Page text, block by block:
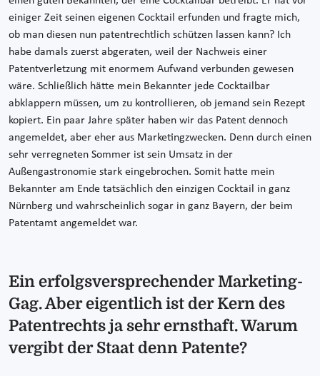
einiger Zeit seinen eigenen Cocktail erfunden und fragte mich,
ob man diesen nun patentrechtlich schützen lassen kann? Ich
habe damals zuerst abgeraten, weil der Nachweis einer
Patentverletzung mit enormem Aufwand verbunden gewesen
wäre. Schließlich hätte mein Bekannter jede Cocktailbar
abklappern müssen, um zu kontrollieren, ob jemand sein Rezept
kopiert. Ein paar Jahre später haben wir das Patent dennoch
angemeldet, aber eher aus Marketingzwecken. Denn durch einen
sehr verregneten Sommer ist sein Umsatz in der
Außengastronomie stark eingebrochen. Somit hatte mein
Bekannter am Ende tatsächlich den einzigen Cocktail in ganz
Nürnberg und wahrscheinlich sogar in ganz Bayern, der beim
Patentamt angemeldet war.
Ein erfolgsversprechender Marketing-
Gag. Aber eigentlich ist der Kern des
Patentrechts ja sehr ernsthaft. Warum
vergibt der Staat denn Patente?